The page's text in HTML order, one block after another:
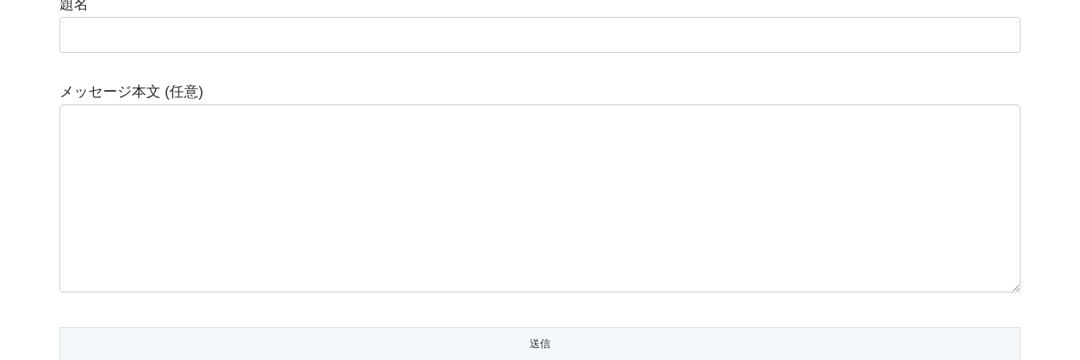
題名
メッセージ本文 (任意)